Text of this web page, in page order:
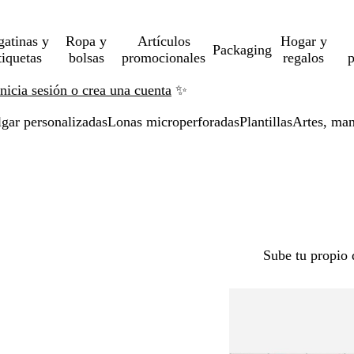
y
Ropa y
bolsas
Artículos
promocionales
Packaging
Hogar y
regalos
sesión o crea una cuenta ✨
personalizadasLonas microperforadasPlantillasArtes,
Sube tu propio